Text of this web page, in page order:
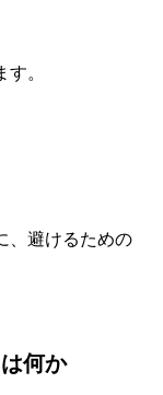
。
、避けるための
何か